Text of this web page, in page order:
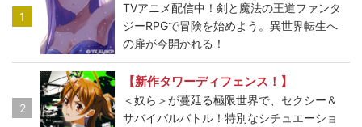
1
TVアニメ配信中！剣と魔法の王道ファンタ
ジーRPGで冒険を始めよう。異世界転生へ
の扉が今開かれる！
2
【新作タワーディフェンス！】
＜奴ら＞が蔓延る極限世界で、セクシー＆
サバイバルバトル！特別なシチュエーショ